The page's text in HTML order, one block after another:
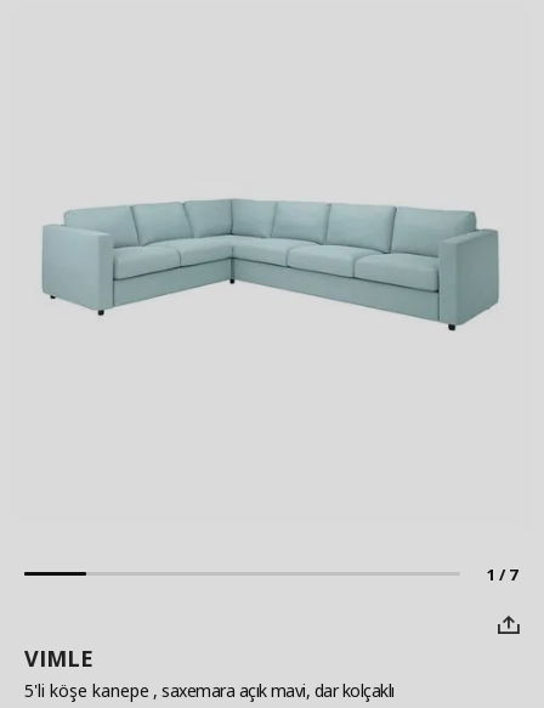
1 / 7
VIMLE
5'li köşe kanepe , saxemara açık mavi, dar kolçaklı